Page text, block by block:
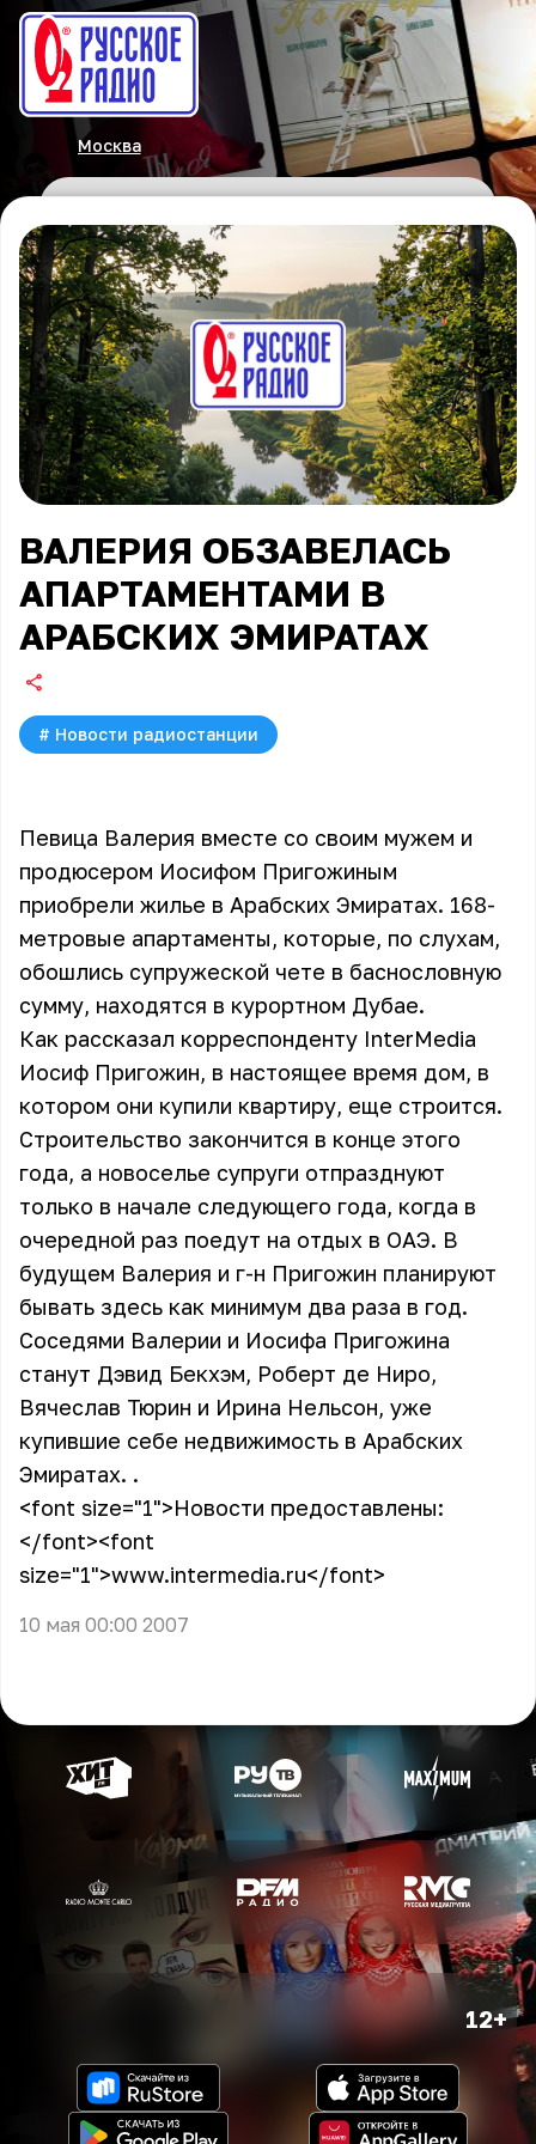
Москва
ВАЛЕРИЯ ОБЗАВЕЛАСЬ
АПАРТАМЕНТАМИ В
АРАБСКИХ ЭМИРАТАХ
# Новости радиостанции
Певица Валерия вместе со своим мужем и
продюсером Иосифом Пригожиным
приобрели жилье в Арабских Эмиратах. 168-
метровые апартаменты, которые, по слухам,
обошлись супружеской чете в баснословную
сумму, находятся в курортном Дубае.
Как рассказал корреспонденту InterMedia
Иосиф Пригожин, в настоящее время дом, в
котором они купили квартиру, еще строится.
Строительство закончится в конце этого
года, а новоселье супруги отпразднуют
только в начале следующего года, когда в
очередной раз поедут на отдых в ОАЭ. В
будущем Валерия и г-н Пригожин планируют
бывать здесь как минимум два раза в год.
Соседями Валерии и Иосифа Пригожина
станут Дэвид Бекхэм, Роберт де Ниро,
Вячеслав Тюрин и Ирина Нельсон, уже
купившие себе недвижимость в Арабских
Эмиратах. .
<font size="1">Новости предоставлены:
</font><font
size="1">www.intermedia.ru</font>
10 мая 00:00 2007
12+